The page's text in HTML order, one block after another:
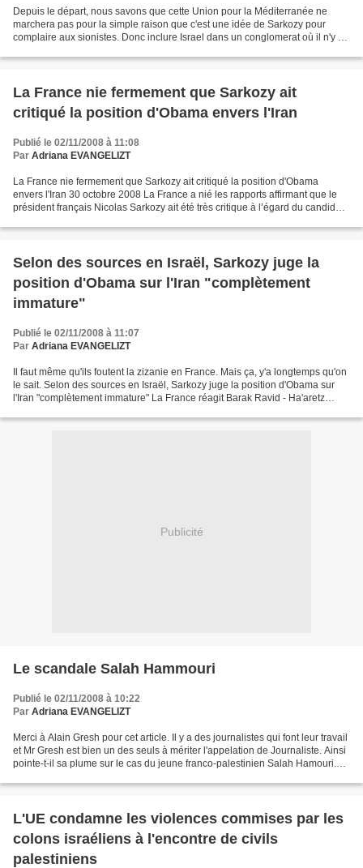
Depuis le départ, nous savons que cette Union pour la Méditerranée ne
marchera pas pour la simple raison que c'est une idée de Sarkozy pour
complaire aux sionistes. Donc inclure Israel dans un conglomerat où il n'y a
La France nie fermement que Sarkozy ait
critiqué la position d'Obama envers l'Iran
Publié le 02/11/2008 à 11:08
Par Adriana EVANGELIZT
La France nie fermement que Sarkozy ait critiqué la position d'Obama
envers l'Iran 30 octobre 2008 La France a nié les rapports affirmant que le
président français Nicolas Sarkozy ait été très critique à l’égard du candidat
Selon des sources en Israël, Sarkozy juge la
position d'Obama sur l'Iran "complètement
immature"
Publié le 02/11/2008 à 11:07
Par Adriana EVANGELIZT
Il faut même qu'ils foutent la zizanie en France. Mais ça, y'a longtemps qu'on
le sait. Selon des sources en Israël, Sarkozy juge la position d'Obama sur
l'Iran "complètement immature" La France réagit Barak Ravid - Ha'aretz
Publicité
Le scandale Salah Hammouri
Publié le 02/11/2008 à 10:22
Par Adriana EVANGELIZT
Merci à Alain Gresh pour cet article. Il y a des journalistes qui font leur travail
et Mr Gresh est bien un des seuls à mériter l'appelation de Journaliste. Ainsi
pointe-t-il sa plume sur le cas du jeune franco-palestinien Salah Hamouri.
L'UE condamne les violences commises par les
colons israéliens à l'encontre de civils
palestiniens